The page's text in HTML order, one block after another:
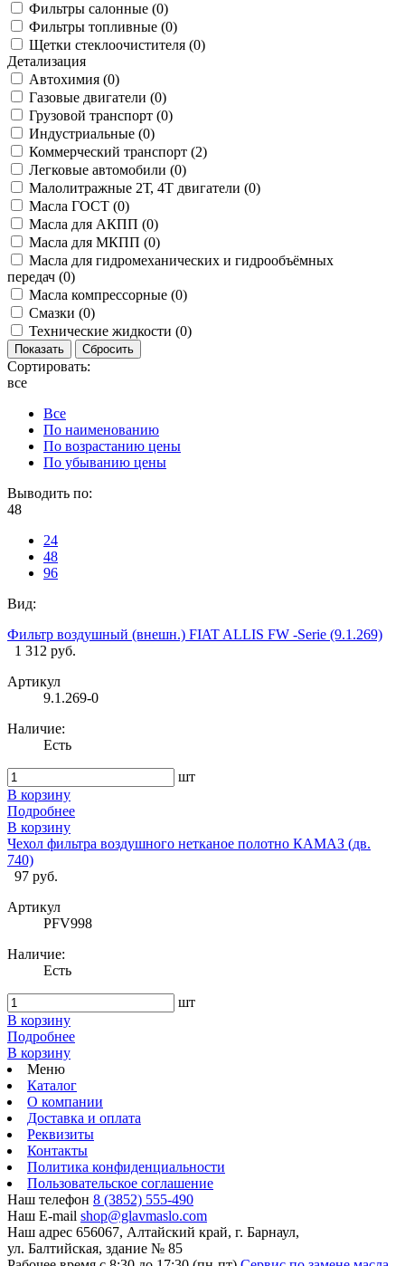
Фильтры салонные (0)
Фильтры топливные (0)
Щетки стеклоочистителя (0)
Детализация
Автохимия (0)
Газовые двигатели (0)
Грузовой транспорт (0)
Индустриальные (0)
Коммерческий транспорт (2)
Легковые автомобили (0)
Малолитражные 2Т, 4Т двигатели (0)
Масла ГОСТ (0)
Масла для АКПП (0)
Масла для МКПП (0)
Масла для гидромеханических и гидрообъёмных
передач (0)
Масла компрессорные (0)
Смазки (0)
Технические жидкости (0)
Сортировать:
все
Все
По наименованию
По возрастанию цены
По убыванию цены
Выводить по:
48
24
48
96
Вид:
Фильтр воздушный (внешн.) FIAT ALLIS FW -Serie (9.1.269)
1 312 руб.
Артикул
9.1.269-0
Наличие:
Есть
шт
В корзину
Подробнее
В корзину
Чехол фильтра воздушного нетканое полотно КАМАЗ (дв.
740)
97 руб.
Артикул
PFV998
Наличие:
Есть
шт
В корзину
Подробнее
В корзину
Меню
Каталог
О компании
Доставка и оплата
Реквизиты
Контакты
Политика конфиденциальности
Пользовательское соглашение
Наш телефон 8 (3852) 555-490
Наш E-mail shop@glavmaslo.com
Наш адрес 656067, Алтайский край, г. Барнаул,
ул. Балтийская, здание № 85